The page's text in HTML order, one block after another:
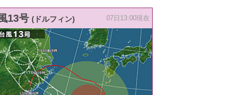
13号 (ドルフィン) 07日13:00現在